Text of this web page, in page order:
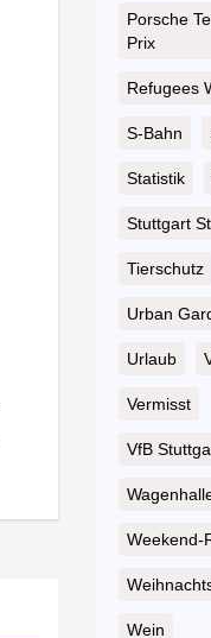
Porsche
Prix
Refugees
S-Bahn
Statistik
Stuttgart
Tierschutz
Urban
Urlaub
Vermisst
VfB
Weekend-
Wein